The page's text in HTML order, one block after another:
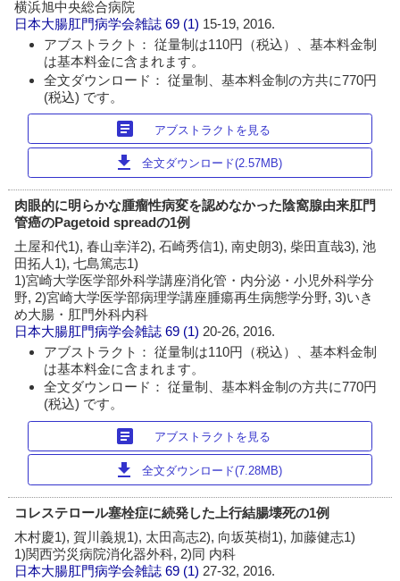
横浜旭中央総合病院
日本大腸肛門病学会雑誌 69 (1) 15-19, 2016.
アブストラクト： 従量制は110円（税込）、基本料金制
は基本料金に含まれます。
全文ダウンロード： 従量制、基本料金制の方共に770円
(税込) です。
article アブストラクトを見る
download 全文ダウンロード(2.57MB)
肉眼的に明らかな腫瘤性病変を認めなかった陰窩腺由来肛門
管癌のPagetoid spreadの1例
土屋和代1), 春山幸洋2), 石崎秀信1), 南史朗3), 柴田直哉3), 池
田拓人1), 七島篤志1)
1)宮崎大学医学部外科学講座消化管・内分泌・小児外科学分
野, 2)宮崎大学医学部病理学講座腫瘍再生病態学分野, 3)いき
め大腸・肛門外科内科
日本大腸肛門病学会雑誌 69 (1) 20-26, 2016.
アブストラクト： 従量制は110円（税込）、基本料金制
は基本料金に含まれます。
全文ダウンロード： 従量制、基本料金制の方共に770円
(税込) です。
article アブストラクトを見る
download 全文ダウンロード(7.28MB)
コレステロール塞栓症に続発した上行結腸壊死の1例
木村慶1), 賀川義規1), 太田高志2), 向坂英樹1), 加藤健志1)
1)関西労災病院消化器外科, 2)同 内科
日本大腸肛門病学会雑誌 69 (1) 27-32, 2016.